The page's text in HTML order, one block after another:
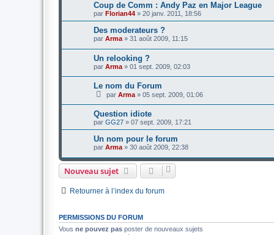
Coup de Comm : Andy Paz en Major League
par Florian44 » 20 janv. 2011, 18:56
Des moderateurs ?
par Arma » 31 août 2009, 11:15
Un relooking ?
par Arma » 01 sept. 2009, 02:03
Le nom du Forum
par Arma» 05 sept. 2009, 01:06
Question idiote
par GG27 » 07 sept. 2009, 17:21
Un nom pour le forum
par Arma » 30 août 2009, 22:38
Nouveau sujet
Retourner à l’index du forum
PERMISSIONS DU FORUM
Vous ne pouvez pas poster de nouveaux sujets